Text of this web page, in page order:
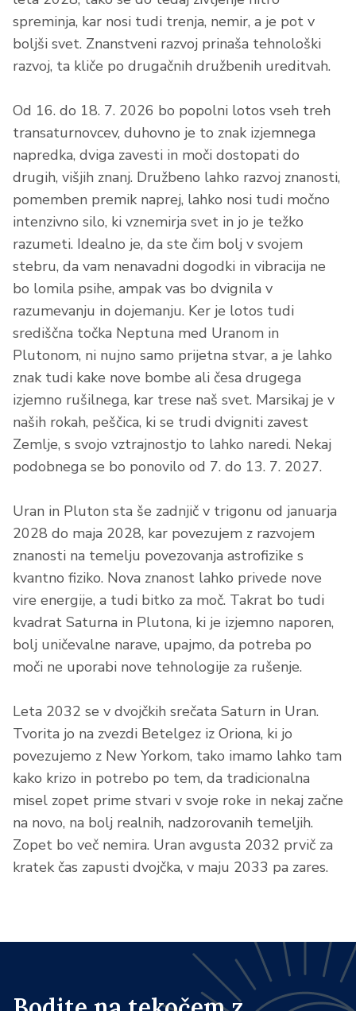
spreminja, kar nosi tudi trenja, nemir, a je pot v
boljši svet. Znanstveni razvoj prinaša tehnološki
razvoj, ta kliče po drugačnih družbenih ureditvah.
Od 16. do 18. 7. 2026 bo popolni lotos vseh treh
transaturnovcev, duhovno je to znak izjemnega
napredka, dviga zavesti in moči dostopati do
drugih, višjih znanj. Družbeno lahko razvoj znanosti,
pomemben premik naprej, lahko nosi tudi močno
intenzivno silo, ki vznemirja svet in jo je težko
razumeti. Idealno je, da ste čim bolj v svojem
stebru, da vam nenavadni dogodki in vibracija ne
bo lomila psihe, ampak vas bo dvignila v
razumevanju in dojemanju. Ker je lotos tudi
središčna točka Neptuna med Uranom in
Plutonom, ni nujno samo prijetna stvar, a je lahko
znak tudi kake nove bombe ali česa drugega
izjemno rušilnega, kar trese naš svet. Marsikaj je v
naših rokah, peščica, ki se trudi dvigniti zavest
Zemlje, s svojo vztrajnostjo to lahko naredi. Nekaj
podobnega se bo ponovilo od 7. do 13. 7. 2027.
Uran in Pluton sta še zadnjič v trigonu od januarja
2028 do maja 2028, kar povezujem z razvojem
znanosti na temelju povezovanja astrofizike s
kvantno fiziko. Nova znanost lahko privede nove
vire energije, a tudi bitko za moč. Takrat bo tudi
kvadrat Saturna in Plutona, ki je izjemno naporen,
bolj uničevalne narave, upajmo, da potreba po
moči ne uporabi nove tehnologije za rušenje.
Leta 2032 se v dvojčkih srečata Saturn in Uran.
Tvorita jo na zvezdi Betelgez iz Oriona, ki jo
povezujemo z New Yorkom, tako imamo lahko tam
kako krizo in potrebo po tem, da tradicionalna
misel zopet prime stvari v svoje roke in nekaj začne
na novo, na bolj realnih, nadzorovanih temeljih.
Zopet bo več nemira. Uran avgusta 2032 prvič za
kratek čas zapusti dvojčka, v maju 2033 pa zares.